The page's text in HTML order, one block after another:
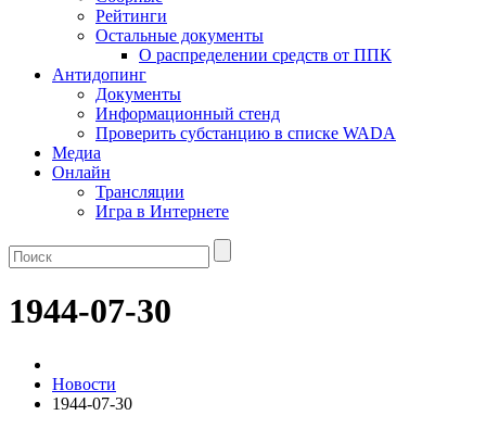
Рейтинги
Остальные документы
О распределении средств от ППК
Антидопинг
Документы
Информационный стенд
Проверить субстанцию в списке WADA
Медиа
Онлайн
Трансляции
Игра в Интернете
1944-07-30
Новости
1944-07-30